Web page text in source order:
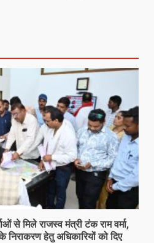
से मिले राजस्व मंत्री टंक राम वर्मा,
हेतु अधिकारियों को दिए